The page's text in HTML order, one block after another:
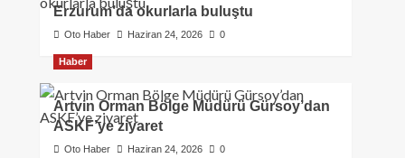
Erzurum’da okurlarla buluştu
Oto Haber Haziran 24, 2026 0
Haber
Artvin Orman Bölge Müdürü Gürsoy’dan
ASKF’ye ziyaret
Oto Haber Haziran 24, 2026 0